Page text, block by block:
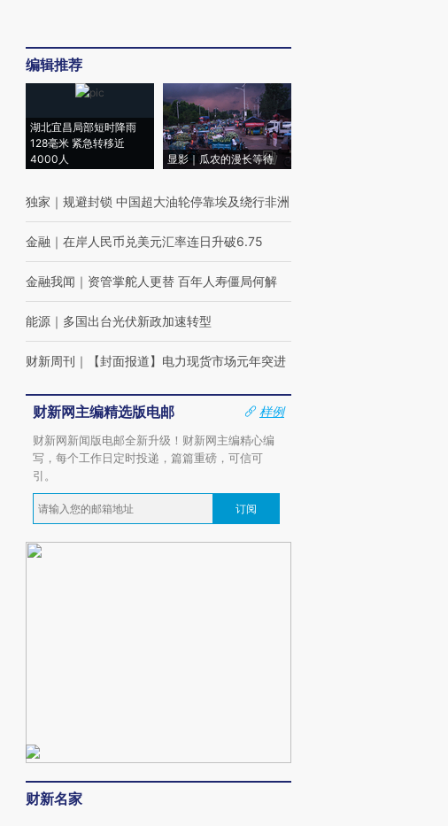
编辑推荐
湖北宜昌局部短时降雨
128毫米 紧急转移近
4000人
显影｜瓜农的漫长等待
独家 ｜ 规避封锁 中国超大油轮停靠埃及绕行非洲
金融 ｜ 在岸人民币兑美元汇率连日升破6.75
金融我闻 ｜ 资管掌舵人更替 百年人寿僵局何解
能源 ｜ 多国出台光伏新政加速转型
财新周刊 ｜ 【封面报道】电力现货市场元年突进
财新网主编精选版电邮
样例
财新网新闻版电邮全新升级！财新网主编精心编
写，每个工作日定时投递，篇篇重磅，可信可
引。
订阅
财新名家